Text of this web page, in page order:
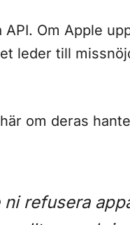
Om Apple
leder till
om deras
ni refusera